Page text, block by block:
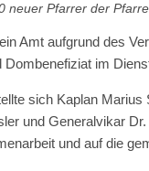
neuer Pfarrer der
Amt aufgrund des
im
sich Kaplan
und Generalvikar
und auf die